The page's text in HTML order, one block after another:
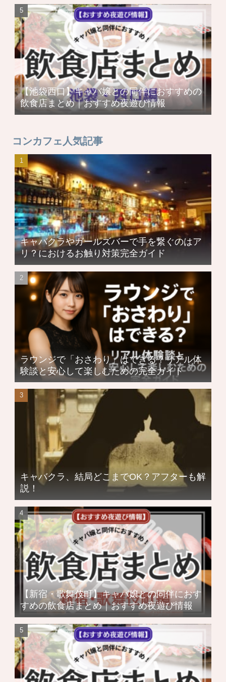
【池袋西口】キャバ嬢との同伴におすすめの
飲食店まとめ｜おすすめ夜遊び情報
コンカフェ人気記事
キャバクラやガールズバーで手を繋ぐのはア
リ？におけるお触り対策完全ガイド
ラウンジで「おさわり」はできる？リアル体
験談と安心して楽しむための完全ガイド
キャバクラ、結局どこまでOK？アフターも解
説！
【新宿・歌舞伎町】キャバ嬢との同伴におす
すめの飲食店まとめ｜おすすめ夜遊び情報